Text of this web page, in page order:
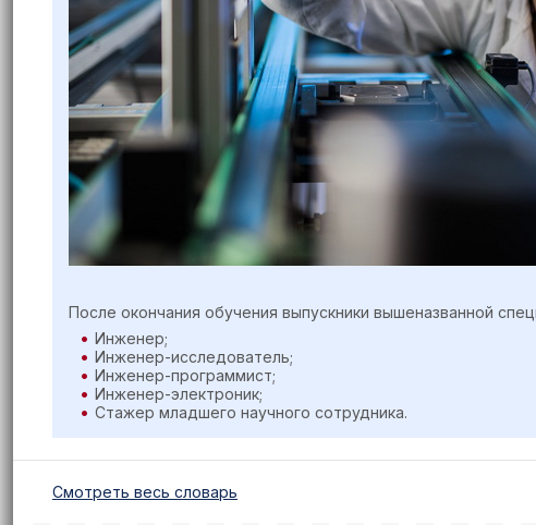
После окончания обучения выпускники вышеназванной
Инженер;
Инженер-исследователь;
Инженер-программист;
Инженер-электроник;
Стажер младшего научного сотрудника.
Cмотреть весь словарь